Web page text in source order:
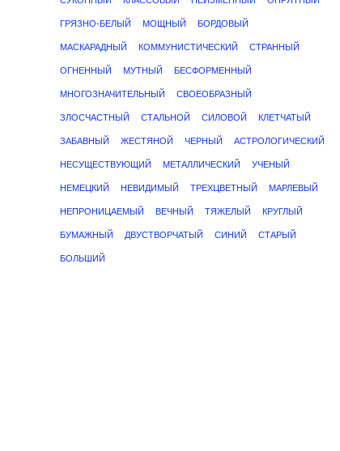
ГРЯЗНО-БЕЛЫЙ МОЩНЫЙ БОРДОВЫЙ
МАСКАРАДНЫЙ КОММУНИСТИЧЕСКИЙ СТРАННЫЙ
ОГНЕННЫЙ МУТНЫЙ БЕСФОРМЕННЫЙ
МНОГОЗНАЧИТЕЛЬНЫЙ СВОЕОБРАЗНЫЙ
ЗЛОСЧАСТНЫЙ СТАЛЬНОЙ СИЛОВОЙ КЛЕТЧАТЫЙ
ЗАБАВНЫЙ ЖЕСТЯНОЙ ЧЕРНЫЙ АСТРОЛОГИЧЕСКИЙ
НЕСУЩЕСТВУЮЩИЙ МЕТАЛЛИЧЕСКИЙ УЧЕНЫЙ
НЕМЕЦКИЙ НЕВИДИМЫЙ ТРЕХЦВЕТНЫЙ МАРЛЕВЫЙ
НЕПРОНИЦАЕМЫЙ ВЕЧНЫЙ ТЯЖЕЛЫЙ КРУГЛЫЙ
БУМАЖНЫЙ ДВУСТВОРЧАТЫЙ СИНИЙ СТАРЫЙ
БОЛЬШИЙ